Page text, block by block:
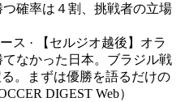
確率は４割、挑戦者の立場
ス ·
【セルジオ越後】オラ
なかった日本。ブラジル戦
。まずは優勝を語るだけの
DIGEST Web）